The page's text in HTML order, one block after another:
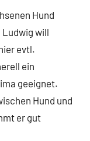
Hund
Ludwig will
evtl.
ein
geeignet.
Hund und
er gut